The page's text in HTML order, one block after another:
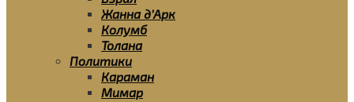
Жанна д’Арк
Колумб
Толана
Политики
Караман
Мимар